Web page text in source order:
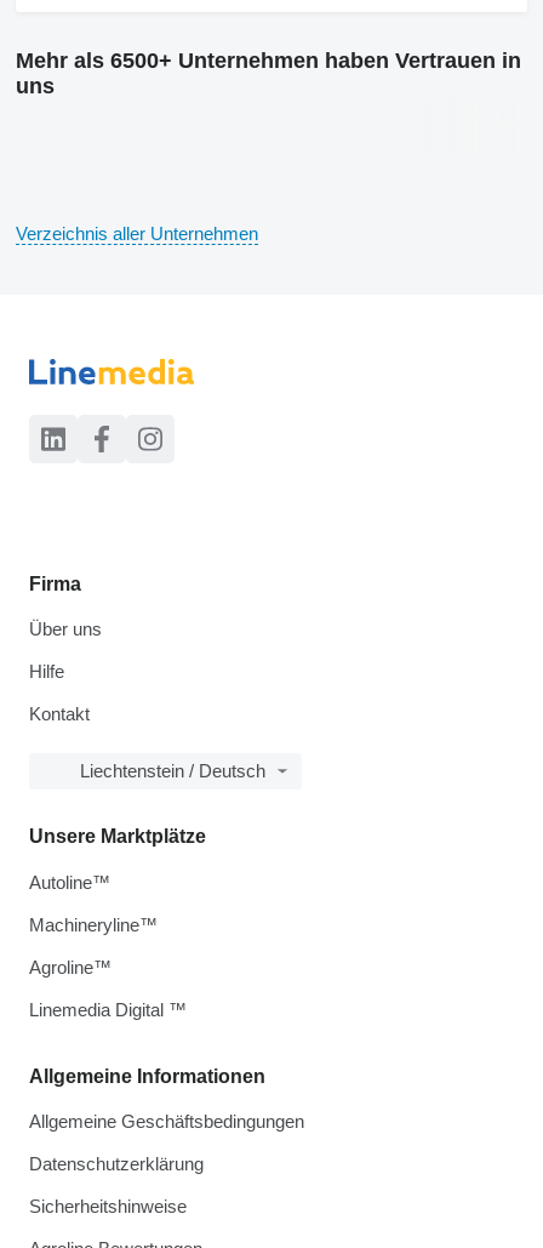
Mehr als 6500+ Unternehmen haben Vertrauen in
uns
Verzeichnis aller Unternehmen
Firma
Über uns
Hilfe
Kontakt
Liechtenstein / Deutsch
Allgemeine Informationen
Allgemeine Geschäftsbedingungen
Datenschutzerklärung
Sicherheitshinweise
Unsere Marktplätze
Autoline™
Machineryline™
Agroline™
Linemedia Digital ™